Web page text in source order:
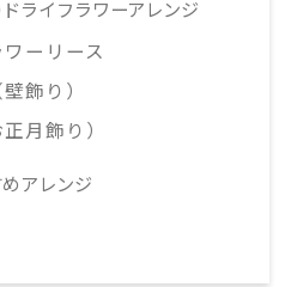
ライフラワーアレンジ
ーリース
飾り）
月飾り）
アレンジ